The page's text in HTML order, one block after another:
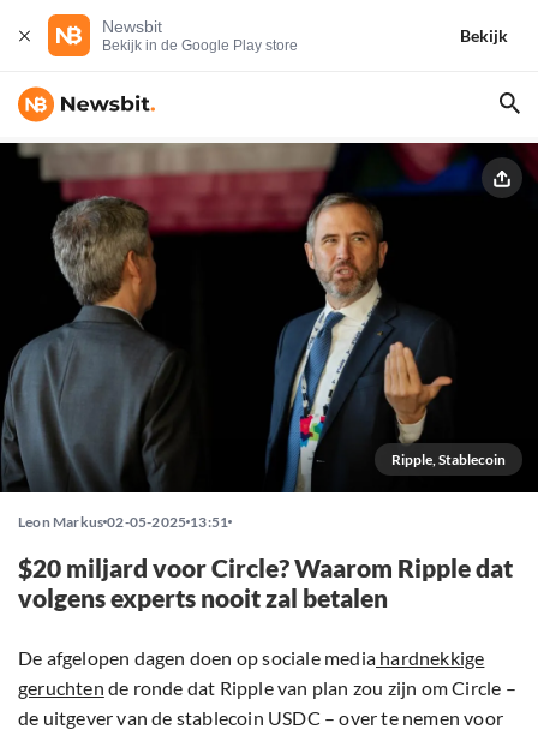
Newsbit
Bekijk in de Google Play store
Bekijk
Ripple, Stablecoin
Leon Markus 02-05-2025 13:51
$20 miljard voor Circle? Waarom Ripple dat
volgens experts nooit zal betalen
De afgelopen dagen doen op sociale media hardnekkige
geruchten de ronde dat Ripple van plan zou zijn om Circle –
de uitgever van de stablecoin USDC – over te nemen voor